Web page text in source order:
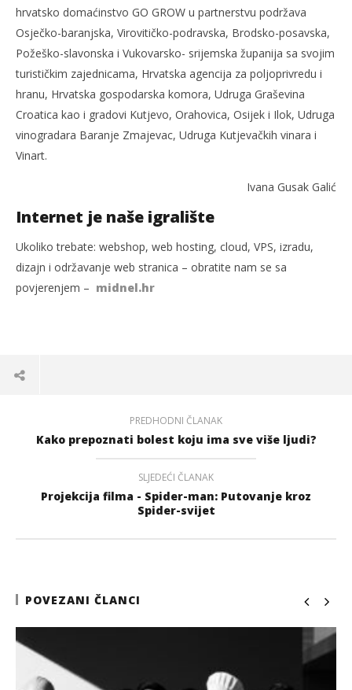
hrvatsko domaćinstvo GO GROW u partnerstvu podržava
Osječko-baranjska, Virovitičko-podravska, Brodsko-posavska,
Požeško-slavonska i Vukovarsko- srijemska županija sa svojim
turističkim zajednicama, Hrvatska agencija za poljoprivredu i
hranu, Hrvatska gospodarska komora, Udruga Graševina
Croatica kao i gradovi Kutjevo, Orahovica, Osijek i Ilok, Udruga
vinogradara Baranje Zmajevac, Udruga Kutjevačkih vinara i
Vinart.
Ivana Gusak Galić
Internet je naše igralište
Ukoliko trebate: webshop, web hosting, cloud, VPS, izradu,
dizajn i održavanje web stranica – obratite nam se sa
povjerenjem – midnel.hr
PREDHODNI ČLANAK
Kako prepoznati bolest koju ima sve više ljudi?
SLJEDEĆI ČLANAK
Projekcija filma - Spider-man: Putovanje kroz
Spider-svijet
POVEZANI ČLANCI